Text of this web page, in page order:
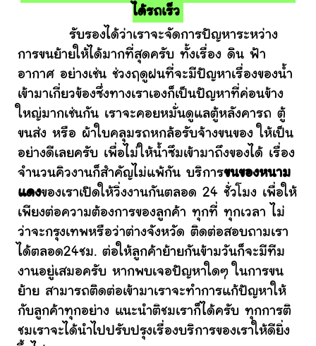
ได้รถเร็ว
รับรองได้ว่าเราจะจัดการปัญหาระหว่าง
การขนย้ายให้ได้มากที่สุดครับ ทั้งเรื่อง ดิน ฟ้า
อากาศ อย่างเช่น ช่วงฤดูฝนที่จะมีปัญหาเรื่องของน้ำ
เข้ามาเกี่ยวข้องซึ่งทางเราเองก็เป็นปัญหาที่ค่อนข้าง
ใหญ่มากเช่นกัน เราจะคอยหมั่นดูแลตู้หลังคารถ ตู้
ขนส่ง หรือ ผ้าใบคลุมรถหกล้อรับจ้างขนของ ให้เป็น
อย่างดีเลยครับ เพื่อไม่ให้น้ำซึมเข้ามาถึงของได้ เรื่อง
จำนวนคิวงานก็สำคัญไม่แพ้กัน บริการขนของหนาม
แดงของเราเปิดให้วิ่งงานกันตลอด 24 ชั่วโมง เพื่อให้
เพียงต่อความต้องการของลูกค้า ทุกที่ ทุกเวลา ไม่
ว่าจะกรุงเทพหรือว่าต่างจังหวัด ติดต่อสอบถามเรา
ได้ตลอด24ชม. ต่อให้ลูกค้าย้ายกันข้ามวันก็จะมีทีม
งานอยู่เสมอครับ หากพบเจอปัญหาใดๆ ในการขน
ย้าย สามารถติดต่อเข้ามาเราจะทำการแก้ปัญหาให้
กับลูกค้าทุกอย่าง แนะนำติชมเราก็ได้ครับ ทุกการติ
ชมเราจะได้นำไปปรับปรุงเรื่องบริการของเราให้ดียิ่ง